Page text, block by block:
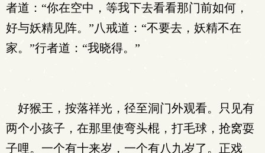
者道：“你在空中，等我下去看看那门前如何，
好与妖精见阵。”八戒道：“不要去，妖精不在
家。”行者道：“我晓得。”
好猴王，按落祥光，径至洞门外观看。只见有
两个小孩子，在那里使弯头棍，打毛球，抢窝耍
子哩。一个有十来岁，一个有八九岁了。正戏